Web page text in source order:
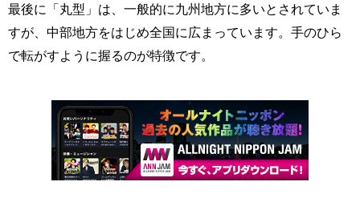
最後に「丸型」は、一般的に九州地方に多いとされていま
すが、中部地方をはじめ全国に広まっています。手のひら
で転がすように握るのが特徴です。